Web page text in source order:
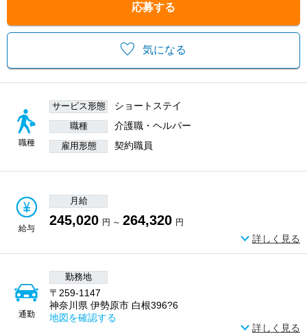
気になる
応募する
職種
サービス形態 ショートステイ
職種 介護職・ヘルパー
雇用形態 契約職員
給与
月給
245,020 円 ～ 264,320 円
詳しく見る
通勤
勤務地
〒259-1147
神奈川県 伊勢原市 白根396?6
地図を確認する
詳しく見る